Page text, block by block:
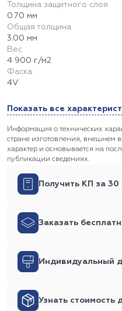
Толщина защитного слоя
0.70 мм
Общая толщина
3.00 мм
Вес
4 900 г/м2
Фаска
4V
Показать все
Информация о технических
стране изготовления, внешнем
характер и основывается на
публикации сведениях.
Получить КП за 30
Заказать
Индивидуальный
Узнать стоимость